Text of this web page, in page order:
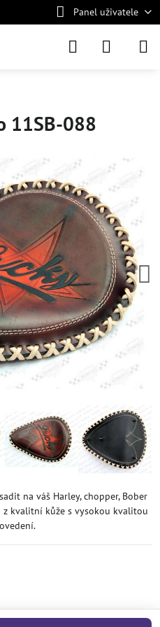
Panel uživatele
11SB-088
na váš Harley, chopper, Bober
kvalitní kůže s vysokou kvalitou